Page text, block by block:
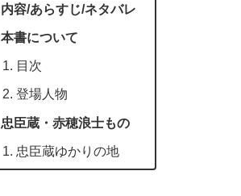
内容/あらすじ/ネタバレ
本書について
目次
登場人物
忠臣蔵・赤穂浪士もの
忠臣蔵ゆかりの地